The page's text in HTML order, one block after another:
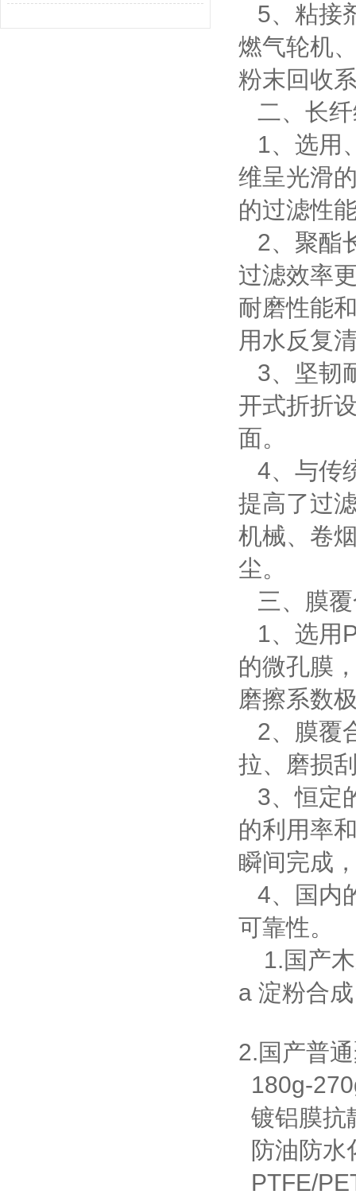
5、粘接
燃气轮机
粉末回收
二、长
1、选用
维呈光滑
的过滤性
2、聚酯
过滤效率
耐磨性能
用水反复
3、坚韧
开式折折
面。
4、与传
提高了过
机械、卷
尘。
三、膜
1、选用
的微孔膜
磨擦系数
2、膜覆
拉、磨损
3、恒定
的利用率
瞬间完成
4、国内
可靠性。
1.国产
a 淀粉合成
2.国产普
180g-
镀铝膜抗
防油防水
PTFE/